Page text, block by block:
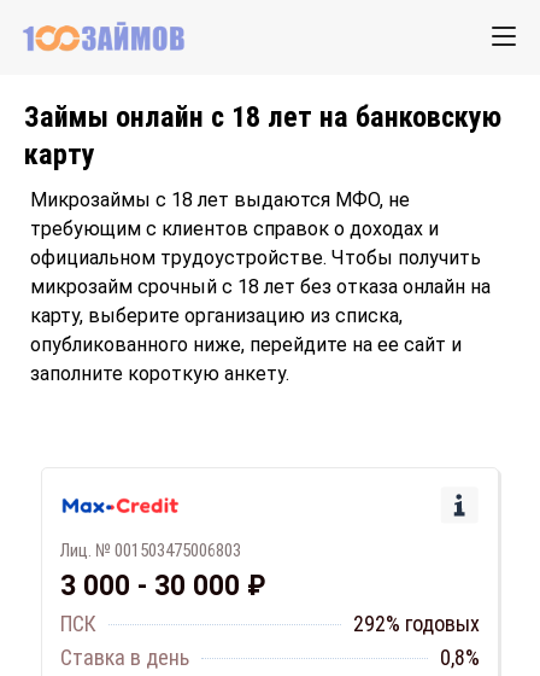
Займы онлайн с 18 лет на банковскую
карту
Микрозаймы с 18 лет выдаются МФО, не
требующим с клиентов справок о доходах и
официальном трудоустройстве. Чтобы получить
микрозайм срочный с 18 лет без отказа онлайн на
карту, выберите организацию из списка,
опубликованного ниже, перейдите на ее сайт и
заполните короткую анкету.
Лиц. № 001503475006803
3 000 - 30 000 ₽
ПСК
292% годовых
Ставка в день
0,8%